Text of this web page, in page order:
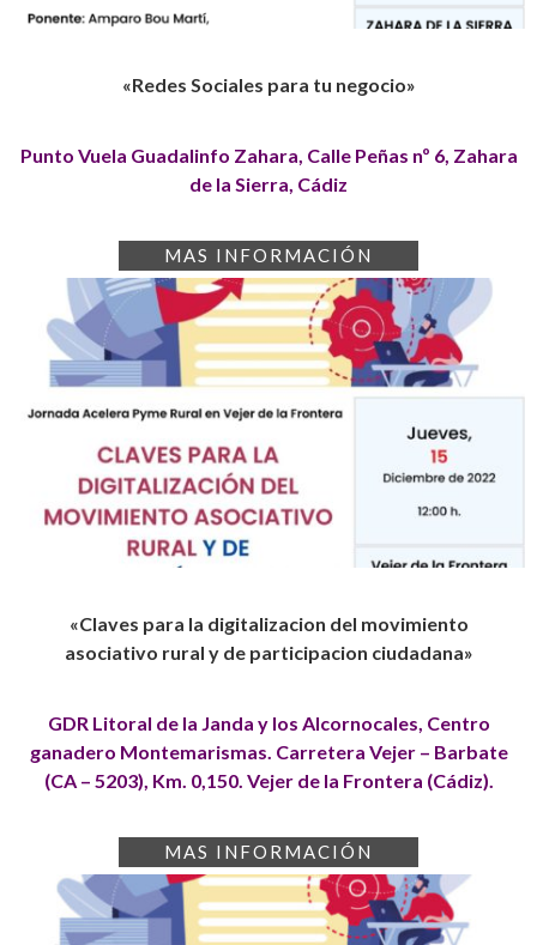
«Redes Sociales para tu negocio»
Punto Vuela Guadalinfo Zahara, Calle Peñas nº 6, Zahara
de la Sierra, Cádiz
MAS INFORMACIÓN
«Claves para la digitalizacion del movimiento
asociativo rural y de participacion ciudadana»
GDR Litoral de la Janda y los Alcornocales, Centro
ganadero Montemarismas. Carretera Vejer – Barbate
(CA – 5203), Km. 0,150. Vejer de la Frontera (Cádiz).
MAS INFORMACIÓN